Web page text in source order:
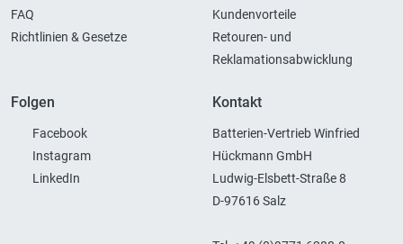
FAQ
Richtlinien & Gesetze
Kundenvorteile
Retouren- und
Reklamationsabwicklung
Folgen
Facebook
Instagram
LinkedIn
Kontakt
Batterien-Vertrieb Winfried
Hückmann GmbH
Ludwig-Elsbett-Straße 8
D-97616 Salz